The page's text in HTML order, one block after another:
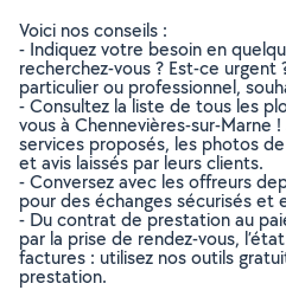
Voici nos conseils :
- Indiquez votre besoin en
recherchez-vous ? Est-ce
particulier ou professionnel,
- Consultez la liste de tous les
vous à Chennevières-sur-Marne
services proposés, les photos
et avis laissés par leurs clients.
- Conversez avec les offreurs
pour des échanges sécurisés et
- Du contrat de prestation au
par la prise de rendez-vous,
factures : utilisez nos outils
prestation.